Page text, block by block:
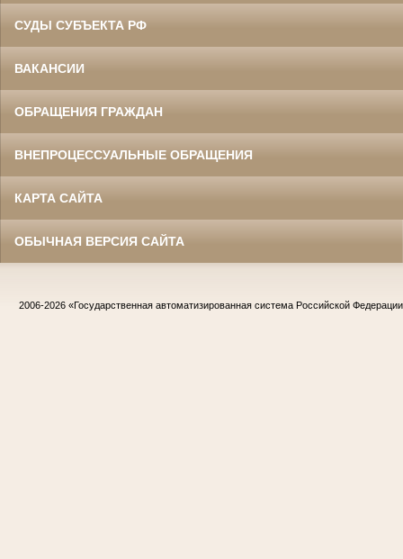
СУДЫ СУБЪЕКТА РФ
ВАКАНСИИ
ОБРАЩЕНИЯ ГРАЖДАН
ВНЕПРОЦЕССУАЛЬНЫЕ ОБРАЩЕНИЯ
КАРТА САЙТА
ОБЫЧНАЯ ВЕРСИЯ САЙТА
2006-2026 «Государственная автоматизированная система Российской